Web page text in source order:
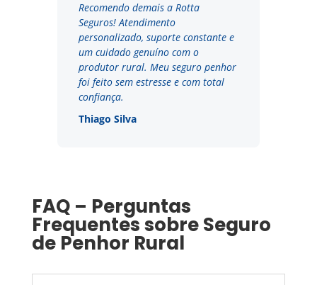
Recomendo demais a Rotta
Seguros! Atendimento
personalizado, suporte constante e
um cuidado genuíno com o
produtor rural. Meu seguro penhor
foi feito sem estresse e com total
confiança.
Thiago Silva
FAQ – Perguntas
Frequentes sobre Seguro
de Penhor Rural